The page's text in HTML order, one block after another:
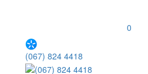
0
(067) 824 4418